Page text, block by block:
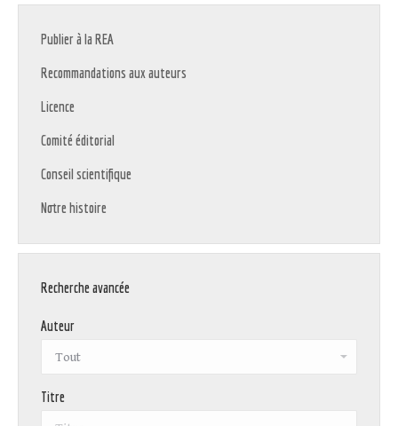
Publier à la REA
Recommandations aux auteurs
Licence
Comité éditorial
Conseil scientifique
Notre histoire
Recherche avancée
Auteur
Titre